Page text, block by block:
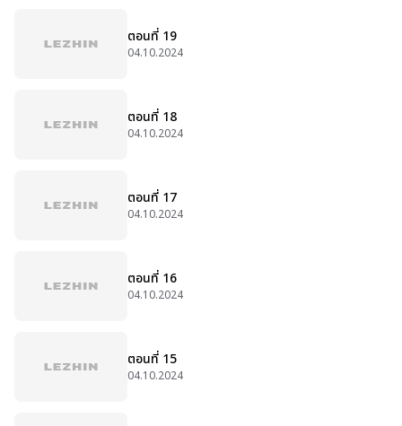
ตอนที่ 19
04.10.2024
ตอนที่ 18
04.10.2024
ตอนที่ 17
04.10.2024
ตอนที่ 16
04.10.2024
ตอนที่ 15
04.10.2024